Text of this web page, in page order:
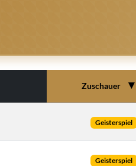
Zuschauer ▼
Geisterspiel
Geisterspiel